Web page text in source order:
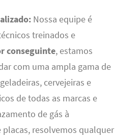
Nossa equipe é
treinados e
conseguinte, estamos
com uma ampla gama de
cervejeiras e
de todas as marcas e
de gás à
resolvemos qualquer